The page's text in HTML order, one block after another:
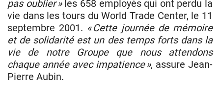
pas oublier »les 658 employés qui ont perdu la
vie dans les tours du World Trade Center, le 11
septembre 2001. « Cette journée de mémoire
et de solidarité est un des temps forts dans la
vie de notre Groupe que nous attendons
chaque année avec impatience », assure Jean-
Pierre Aubin.